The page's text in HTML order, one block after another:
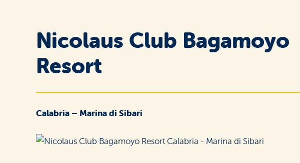
Nicolaus Club Bagamoyo
Resort
Calabria – Marina di Sibari